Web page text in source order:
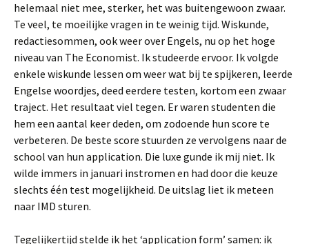
helemaal niet mee, sterker, het was buitengewoon zwaar.
Te veel, te moeilijke vragen in te weinig tijd. Wiskunde,
redactiesommen, ook weer over Engels, nu op het hoge
niveau van The Economist. Ik studeerde ervoor. Ik volgde
enkele wiskunde lessen om weer wat bij te spijkeren, leerde
Engelse woordjes, deed eerdere testen, kortom een zwaar
traject. Het resultaat viel tegen. Er waren studenten die
hem een aantal keer deden, om zodoende hun score te
verbeteren. De beste score stuurden ze vervolgens naar de
school van hun application. Die luxe gunde ik mij niet. Ik
wilde immers in januari instromen en had door die keuze
slechts één test mogelijkheid. De uitslag liet ik meteen
naar IMD sturen.
Tegelijkertijd stelde ik het ‘application form’ samen: ik